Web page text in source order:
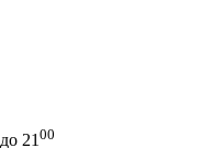
до 21 00